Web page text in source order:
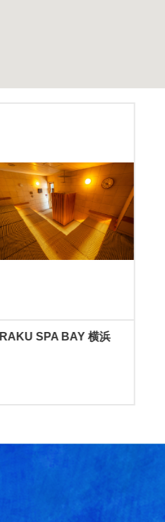
RAKU SPA BAY 横浜